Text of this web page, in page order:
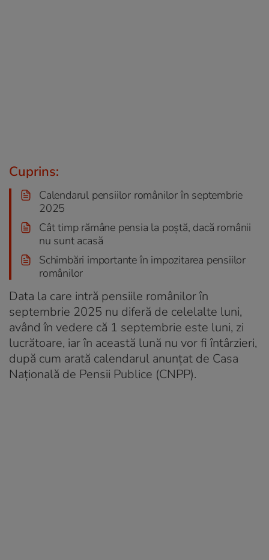
Cuprins:
Calendarul pensiilor românilor în septembrie
2025
Cât timp rămâne pensia la poștă, dacă românii
nu sunt acasă
Schimbări importante în impozitarea pensiilor
românilor
Data la care intră pensiile românilor în
septembrie 2025 nu diferă de celelalte luni,
având în vedere că 1 septembrie este luni, zi
lucrătoare, iar în această lună nu vor fi întârzieri,
după cum arată calendarul anunțat de Casa
Națională de Pensii Publice (CNPP).